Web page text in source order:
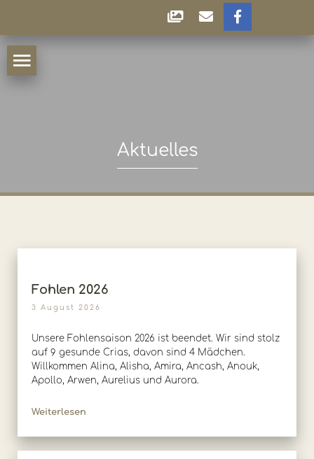
Aktuelles
Fohlen 2026
3 August 2026
Unsere Fohlensaison 2026 ist beendet. Wir sind stolz
auf 9 gesunde Crias, davon sind 4 Mädchen.
Willkommen Alina, Alisha, Amira, Ancash, Anouk,
Apollo, Arwen, Aurelius und Aurora.
Weiterlesen